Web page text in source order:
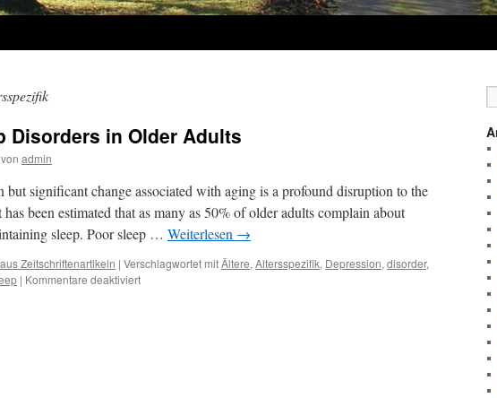
Disorders in Older Adults
von admin
significant change associated with aging is a profound disruption to the
been estimated that as many as 50% of older adults complain about
sleep. Poor sleep … Weiterlesen →
Zeitschriftenartikeln | Verschlagwortet mitÄltere, Altersspezifik, Depression, disorder,
| Kommentare deaktiviertfür